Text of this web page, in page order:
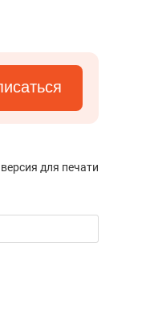
версия для печати